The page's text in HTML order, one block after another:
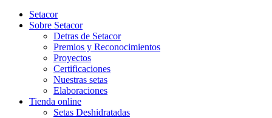
Setacor
Sobre Setacor
Detras de Setacor
Premios y Reconocimientos
Proyectos
Certificaciones
Nuestras setas
Elaboraciones
Tienda online
Setas Deshidratadas